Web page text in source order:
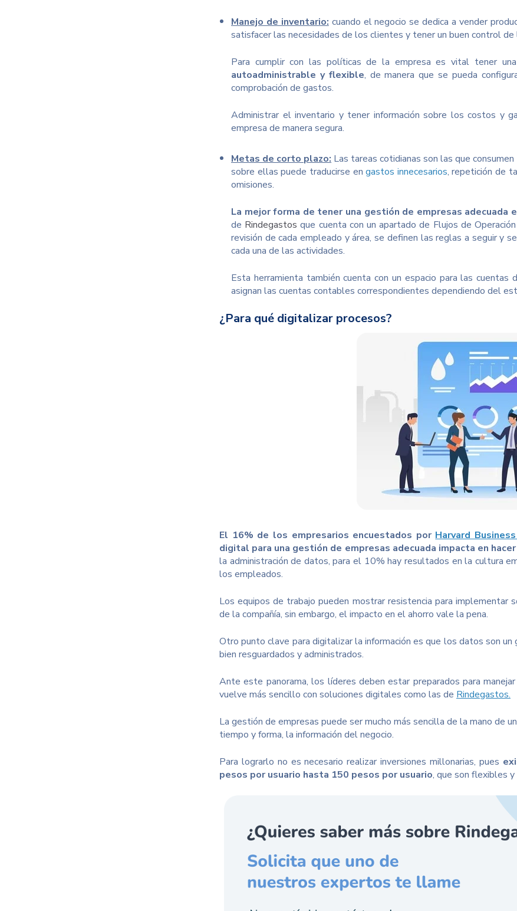
Manejo de inventario: cuando el negocio se dedica a vender
satisfacer las necesidades de los clientes y tener un buen control
Para cumplir con las políticas de la empresa es vital tener
autoadministrable y flexible, de manera que se pueda
comprobación de gastos.
Administrar el inventario y tener información sobre los costos y
empresa de manera segura.
Metas de corto plazo: Las tareas cotidianas son las que
sobre ellas puede traducirse engastos innecesarios, repetición de
omisiones.
La mejor forma de tener una gestión de empresas adecuada
de Rindegastos que cuenta con un apartado de Flujos de
revisión de cada empleado y área, se definen las reglas a seguir y
cada una de las actividades.
Esta herramienta también cuenta con un espacio para las
asignan las cuentas contables correspondientes dependiendo del
¿Para qué digitalizar procesos?
El 16% de los empresarios encuestados por Harvard
digital para una gestión de empresas adecuada impacta en
la administración de datos, para el 10% hay resultados en la cultura
los empleados.
Los equipos de trabajo pueden mostrar resistencia para
de la compañía, sin embargo, el impacto en el ahorro vale la pena.
Otro punto clave para digitalizar la información es que los datos son
bien resguardados y administrados.
Ante este panorama, los líderes deben estar preparados para
vuelve más sencillo con soluciones digitales como las de Rindegastos.
La gestión de empresas puede ser mucho más sencilla de la mano de
tiempo y forma, la información del negocio.
Para lograrlo no es necesario realizar inversiones millonarias, pues
pesos por usuario hasta 150 pesos por usuario, que son flexibles y